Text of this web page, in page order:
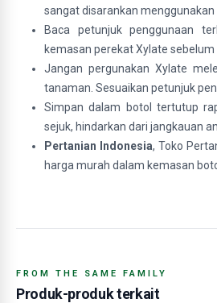
sangat disarankan
Baca petunjuk penggunaan
kemasan perekat Xylate sebelum
Jangan pergunakan Xylate
tanaman. Sesuaikan petunjuk
Simpan dalam botol tertutup
sejuk, hindarkan dari jangkauan
Pertanian Indonesia, Toko
harga murah dalam kemasan
FROM THE SAME FAMILY
Produk-produk terkait